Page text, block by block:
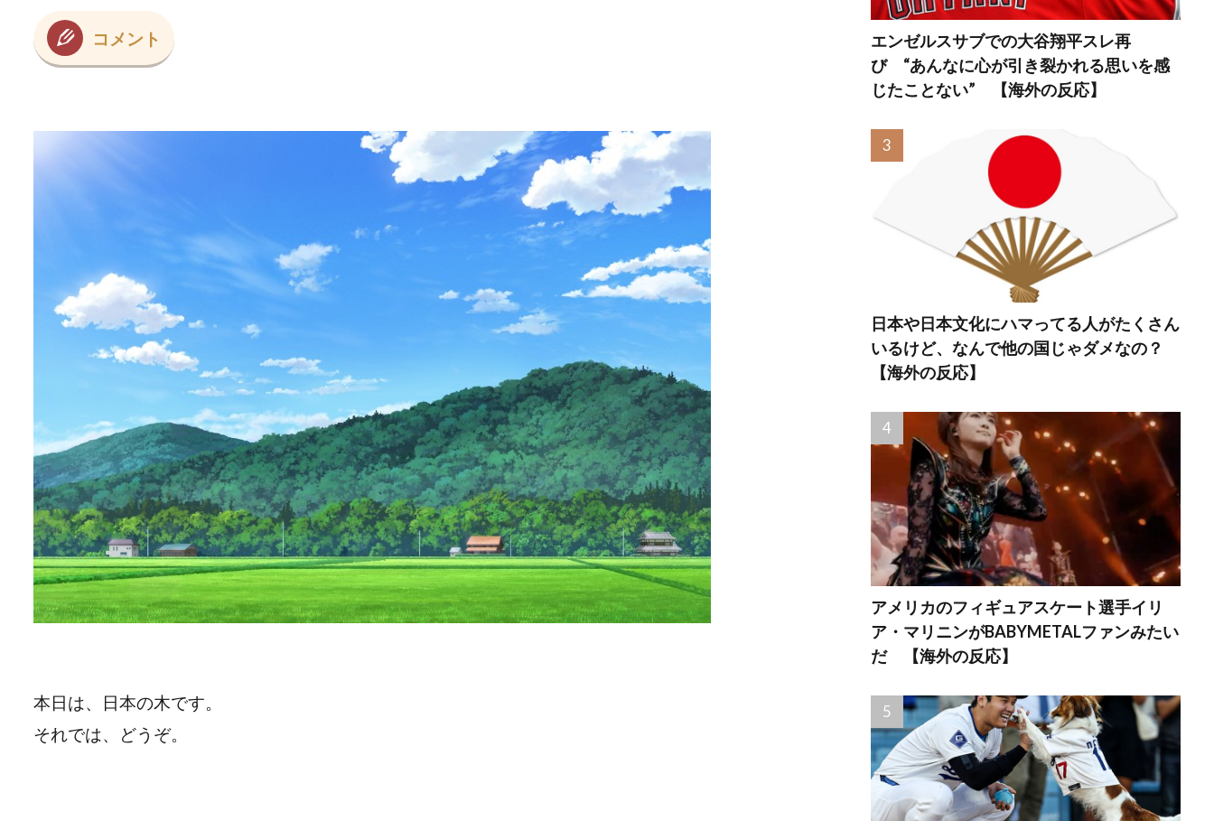
コメント
本日は、日本の木です。
それでは、どうぞ。
エンゼルスサブでの大谷翔平スレ再
び “あんなに心が引き裂かれる思いを感
じたことない” 【海外の反応】
日本や日本文化にハマってる人がたくさん
いるけど、なんで他の国じゃダメなの？
【海外の反応】
アメリカのフィギュアスケート選手イリ
ア・マリニンがBABYMETALファンみたい
だ 【海外の反応】